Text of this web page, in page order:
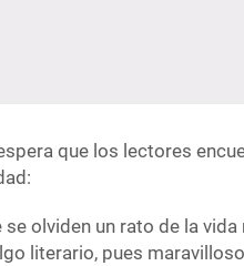
que los lectores
se olviden un rato de la
literario, pues